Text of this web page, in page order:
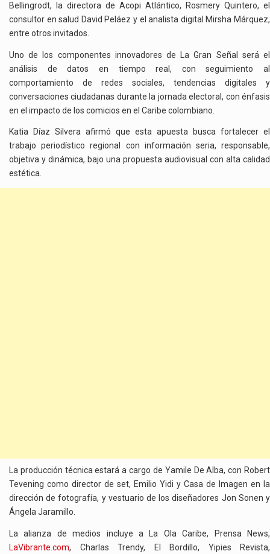
Bellingrodt, la directora de Acopi Atlántico, Rosmery Quintero, el
consultor en salud David Peláez y el analista digital Mirsha Márquez,
entre otros invitados.
Uno de los componentes innovadores de La Gran Señal será el
análisis de datos en tiempo real, con seguimiento al
comportamiento de redes sociales, tendencias digitales y
conversaciones ciudadanas durante la jornada electoral, con énfasis
en el impacto de los comicios en el Caribe colombiano.
Katia Díaz Silvera afirmó que esta apuesta busca fortalecer el
trabajo periodístico regional con información seria, responsable,
objetiva y dinámica, bajo una propuesta audiovisual con alta calidad
estética.
La producción técnica estará a cargo de Yamile De Alba, con Robert
Tevening como director de set, Emilio Yidi y Casa de Imagen en la
dirección de fotografía, y vestuario de los diseñadores Jon Sonen y
Ángela Jaramillo.
La alianza de medios incluye a La Ola Caribe, Prensa News,
LaVibrante.com, Charlas Trendy, El Bordillo, Yipies Revista,